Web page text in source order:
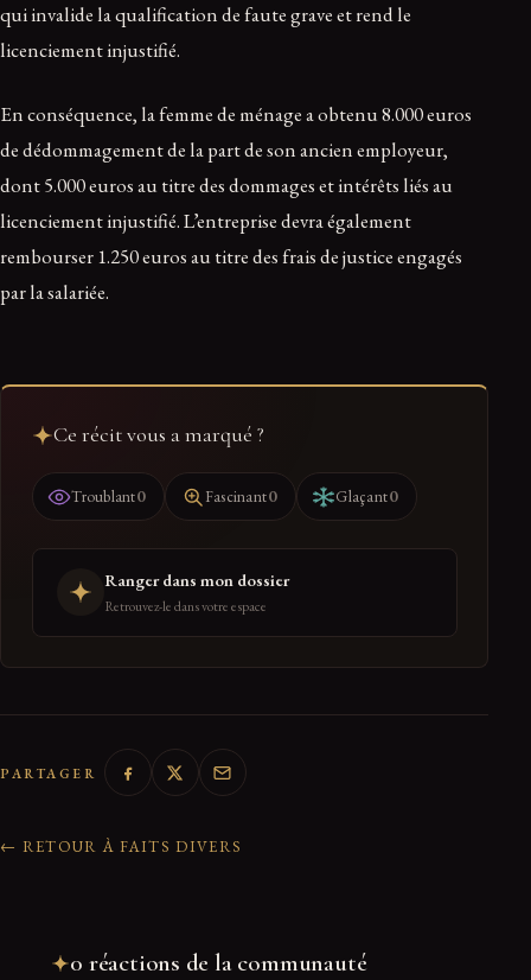
qui invalide la qualification de faute grave et rend le
licenciement injustifié.
En conséquence, la femme de ménage a obtenu 8.000 euros
de dédommagement de la part de son ancien employeur,
dont 5.000 euros au titre des dommages et intérêts liés au
licenciement injustifié. L’entreprise devra également
rembourser 1.250 euros au titre des frais de justice engagés
par la salariée.
Ce récit vous a marqué ?
Troublant0 Fascinant0 Glaçant0
Ranger dans mon dossier
Retrouvez-le dans votre espace
PARTAGER
← RETOUR À FAITS DIVERS
0 réactions de la communauté